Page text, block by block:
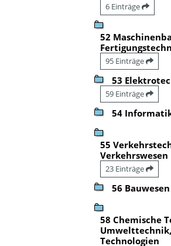
6 Einträge
52
95 Einträge
53
59 Einträge
54
55
Verkehrswesen
23 Einträge
56 Bauwesen
58 Chemische
Technologien